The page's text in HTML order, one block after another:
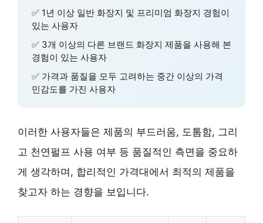
✅ 1년 이상 일반 화장지 및 프리미엄 화장지 경험이
있는 사용자
✅ 3개 이상의 다른 브랜드 화장지 제품을 사용해 본
경험이 있는 사용자
✅ 가격과 품질을 모두 고려하는 중간 이상의 가격
민감도를 가진 사용자
이러한 사용자들은 제품의 부드러움, 도톰함, 그리
고 천연펄프 사용 여부 등 품질적인 측면을 중요하
게 생각하며, 합리적인 가격대에서 최적의 제품을
찾고자 하는 경향을 보입니다.